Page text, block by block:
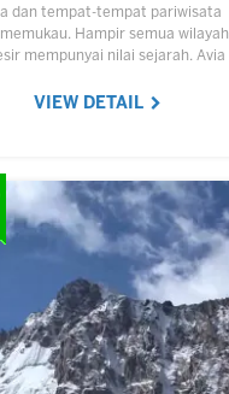
dan tempat-tempat pariwisata
Hampir semua wilayah
mempunyai nilai sejarah. Avia
tersebut dengan pengalaman
VIEW DETAIL